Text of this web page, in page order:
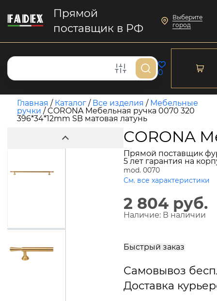
Прямой
поставщик в РФ
Выберите
город
0
Главная / Каталог / Все изделия / Мебельные
ручки /CORONA Мебельная ручка 0070 320
396*34*12mm SB матовая латунь
CORONA
Прямой поставщик
5 лет гарантия на
mod. 0070
См. все характеристики
2 804 руб.
Наличие: В наличии
Быстрый заказ
Самовывоз
Доставка